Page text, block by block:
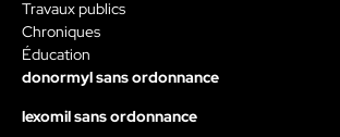
Travaux publics
Chroniques
Éducation
donormyl sans ordonnance
lexomil sans ordonnance